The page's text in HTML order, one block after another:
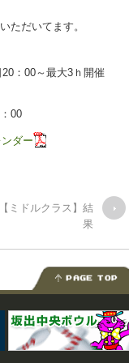
ただいてます。
：00～最大3ｈ開催
00
ダー
ミドルクラス】結
果